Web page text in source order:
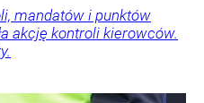
mandatów i punktów
akcję kontroli kierowców.